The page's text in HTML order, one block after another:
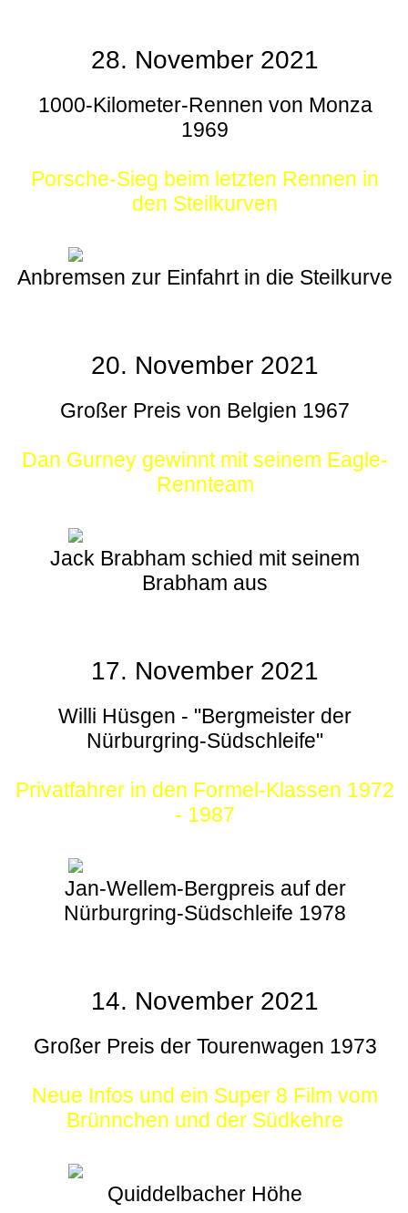
28. November 2021
1000-Kilometer-Rennen von Monza
1969
Porsche-Sieg beim letzten Rennen in
den Steilkurven
Anbremsen zur Einfahrt in die Steilkurve
20. November 2021
Großer Preis von Belgien 1967
Dan Gurney gewinnt mit seinem Eagle-
Rennteam
Jack Brabham schied mit seinem
Brabham aus
17. November 2021
Willi Hüsgen - "Bergmeister der
Nürburgring-Südschleife"
Privatfahrer in den Formel-Klassen 1972
- 1987
Jan-Wellem-Bergpreis auf der
Nürburgring-Südschleife 1978
14. November 2021
Großer Preis der Tourenwagen 1973
Neue Infos und ein Super 8 Film vom
Brünnchen und der Südkehre
Quiddelbacher Höhe